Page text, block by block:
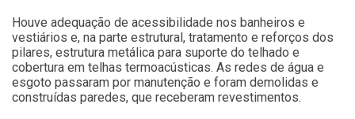
Houve adequação de acessibilidade nos banheiros e
vestiários e, na parte estrutural, tratamento e reforços dos
pilares, estrutura metálica para suporte do telhado e
cobertura em telhas termoacústicas. As redes de água e
esgoto passaram por manutenção e foram demolidas e
construídas paredes, que receberam revestimentos.